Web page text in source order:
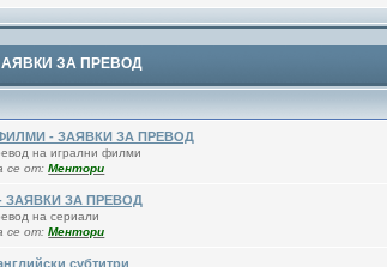
ЗА ПРЕВОД
- ЗАЯВКИ ЗА ПРЕВОД
на игрални филми
се от:Ментори
ЗАЯВКИ ЗА ПРЕВОД
на сериали
се от:Ментори
субтитри